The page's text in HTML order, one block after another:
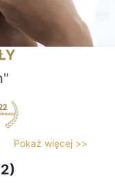
Pokaż więcej >>